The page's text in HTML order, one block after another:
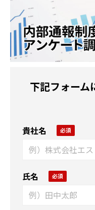
下記フォーム
貴社名
氏名